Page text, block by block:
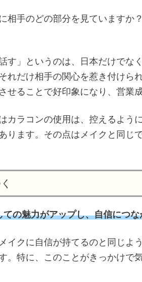
相手のどの部分を見ていますか
す」というのは、日本だけでな
れだけ相手の関心を惹き付けら
せることで好印象になり、営業
カラコンの使用は、控えるよう
ります。その点はメイクと同じ
ての魅力がアップし、自信につな
イクに自信が持てるのと同じよ
。特に、このことがきっかけで